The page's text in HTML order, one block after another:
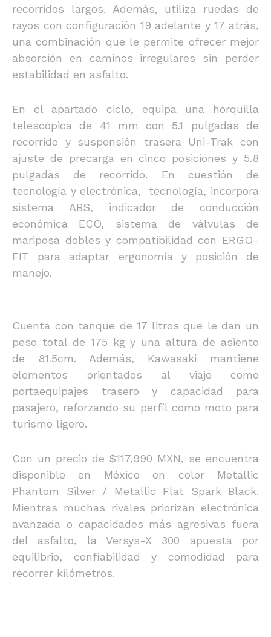
recorridos largos. Además, utiliza ruedas de
rayos con configuración 19 adelante y 17 atrás,
una combinación que le permite ofrecer mejor
absorción en caminos irregulares sin perder
estabilidad en asfalto.
En el apartado ciclo, equipa una horquilla
telescópica de 41 mm con 5.1 pulgadas de
recorrido y suspensión trasera Uni-Trak con
ajuste de precarga en cinco posiciones y 5.8
pulgadas de recorrido. En cuestión de
tecnología y electrónica, tecnología, incorpora
sistema ABS, indicador de conducción
económica ECO, sistema de válvulas de
mariposa dobles y compatibilidad con ERGO-
FIT para adaptar ergonomía y posición de
manejo.
Cuenta con tanque de 17 litros que le dan un
peso total de 175 kg y una altura de asiento
de 81.5cm. Además, Kawasaki mantiene
elementos orientados al viaje como
portaequipajes trasero y capacidad para
pasajero, reforzando su perfil como moto para
turismo ligero.
Con un precio de $117,990 MXN, se encuentra
disponible en México en color Metallic
Phantom Silver / Metallic Flat Spark Black.
Mientras muchas rivales priorizan electrónica
avanzada o capacidades más agresivas fuera
del asfalto, la Versys-X 300 apuesta por
equilibrio, confiabilidad y comodidad para
recorrer kilómetros.